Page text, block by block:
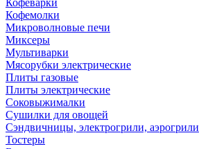
Кофеварки
Кофемолки
Микроволновые печи
Миксеры
Мультиварки
Мясорубки электрические
Плиты газовые
Плиты электрические
Соковыжималки
Сушилки для овощей
Сэндвичницы, электрогрили, аэрогрили
Тостеры